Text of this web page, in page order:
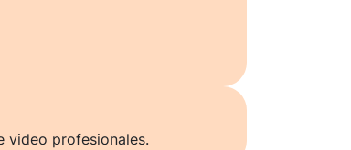
video profesionales.